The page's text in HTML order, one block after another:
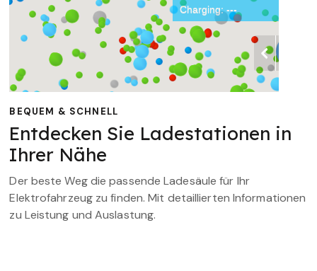
BEQUEM & SCHNELL
Entdecken Sie Ladestationen in
Ihrer Nähe
Der beste Weg die passende Ladesäule für Ihr
Elektrofahrzeug zu finden. Mit detaillierten Informationen
zu Leistung und Auslastung.